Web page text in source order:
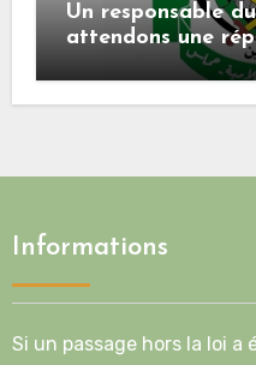
Un responsable
attendons une
Mladenov
route de la
Informations
Si un passage hors la loi a